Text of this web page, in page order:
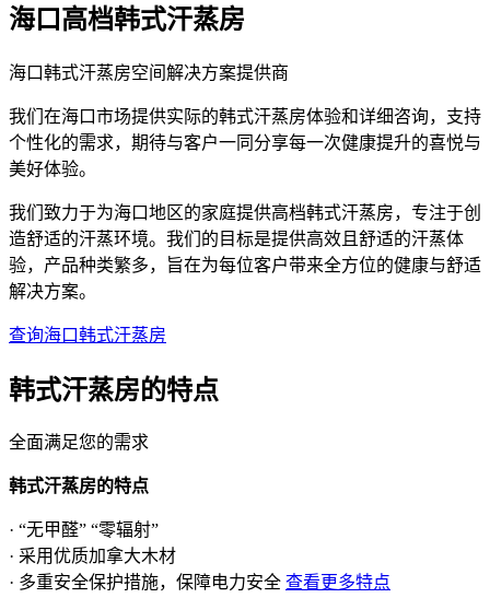
海口高档韩式汗蒸房
海口韩式汗蒸房空间解决方案提供商
我们在海口市场提供实际的韩式汗蒸房体验和详细咨询，支持
个性化的需求，期待与客户一同分享每一次健康提升的喜悦与
美好体验。
我们致力于为海口地区的家庭提供高档韩式汗蒸房，专注于创
造舒适的汗蒸环境。我们的目标是提供高效且舒适的汗蒸体
验，产品种类繁多，旨在为每位客户带来全方位的健康与舒适
解决方案。
查询海口韩式汗蒸房
韩式汗蒸房的特点
全面满足您的需求
韩式汗蒸房的特点
· “无甲醛” “零辐射”
· 采用优质加拿大木材
· 多重安全保护措施，保障电力安全 查看更多特点